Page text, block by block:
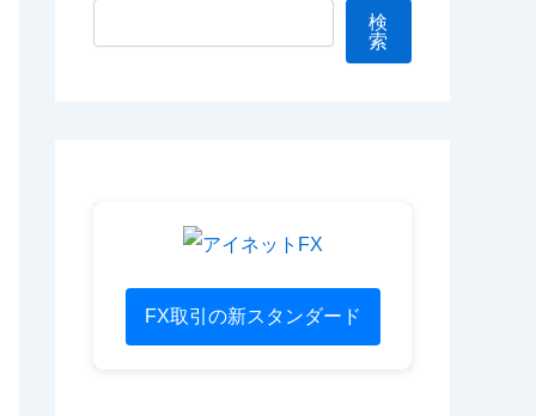
検
索
FX取引の新スタンダード